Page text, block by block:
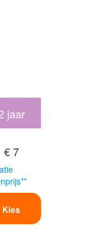
jaar
€ 7
Kies